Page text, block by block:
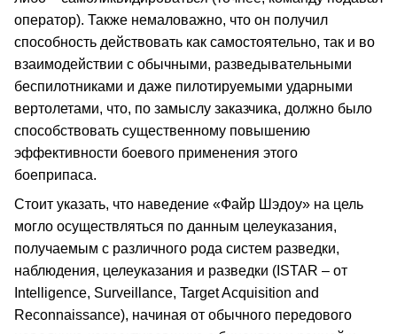
оператор). Также немаловажно, что он получил
способность действовать как самостоятельно, так и во
взаимодействии с обычными, разведывательными
беспилотниками и даже пилотируемыми ударными
вертолетами, что, по замыслу заказчика, должно было
способствовать существенному повышению
эффективности боевого применения этого
боеприпаса.
Стоит указать, что наведение «Файр Шэдоу» на цель
могло осуществляться по данным целеуказания,
получаемым с различного рода систем разведки,
наблюдения, целеуказания и разведки (ISTAR – от
Intelligence, Surveillance, Target Acquisition and
Reconnaissance), начиная от обычного передового